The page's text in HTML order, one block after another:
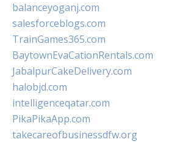
balanceyoganj.com
salesforceblogs.com
TrainGames365.com
BaytownEvaCationRentals.com
JabalpurCakeDelivery.com
halobjd.com
intelligenceqatar.com
PikaPikaApp.com
takecareofbusinessdfw.org